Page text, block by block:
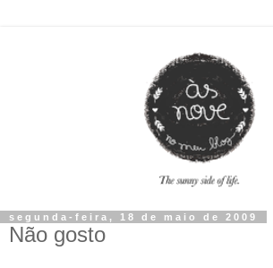
segunda-feira, 18 de maio de 2009
Não gosto